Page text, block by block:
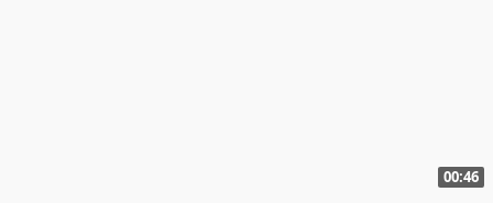
00:46